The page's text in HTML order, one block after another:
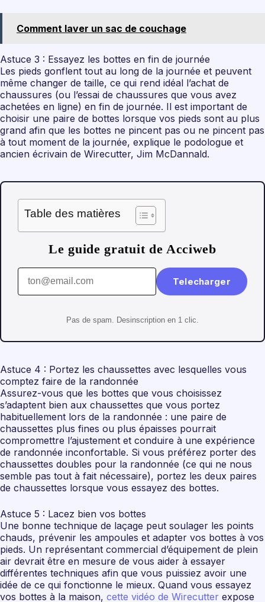
Comment laver un sac de couchage
Astuce 3 : Essayez les bottes en fin de journée
Les pieds gonflent tout au long de la journée et peuvent
même changer de taille, ce qui rend idéal l’achat de
chaussures (ou l’essai de chaussures que vous avez
achetées en ligne) en fin de journée. Il est important de
choisir une paire de bottes lorsque vos pieds sont au plus
grand afin que les bottes ne pincent pas ou ne pincent pas
à tout moment de la journée, explique le podologue et
ancien écrivain de Wirecutter, Jim McDannald.
Table des matières
Le guide gratuit de Acciweb
Telecharger
Pas de spam. Desinscription en 1 clic.
Astuce 4 : Portez les chaussettes avec lesquelles vous
comptez faire de la randonnée
Assurez-vous que les bottes que vous choisissez
s’adaptent bien aux chaussettes que vous portez
habituellement lors de la randonnée : une paire de
chaussettes plus fines ou plus épaisses pourrait
compromettre l’ajustement et conduire à une expérience
de randonnée inconfortable. Si vous préférez porter des
chaussettes doubles pour la randonnée (ce qui ne nous
semble pas tout à fait nécessaire), portez les deux paires
de chaussettes lorsque vous essayez des bottes.
Astuce 5 : Lacez bien vos bottes
Une bonne technique de laçage peut soulager les points
chauds, prévenir les ampoules et adapter vos bottes à vos
pieds. Un représentant commercial d’équipement de plein
air devrait être en mesure de vous aider à essayer
différentes techniques afin que vous puissiez avoir une
idée de ce qui fonctionne le mieux. Quand vous essayez
vos bottes à la maison, cette vidéo de Wirecutter expose